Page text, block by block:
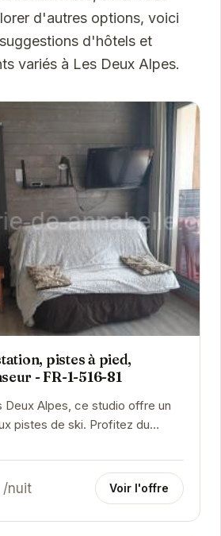
d'autres options, voici
d'hôtels et
variés à Les Deux Alpes.
pistes à pied,
- FR-1-516-81
Alpes, ce studio offre un
pistes de ski. Profitez du
et d'un ascenseur. Idéal...
/nuit Voir l'offre